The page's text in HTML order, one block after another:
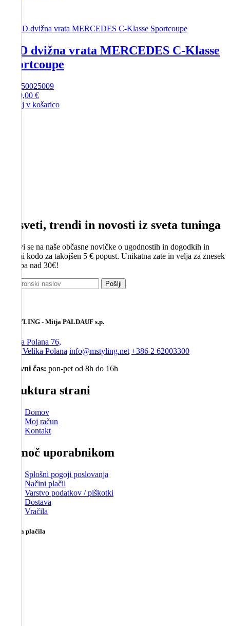
LSD dvižna vrata MERCEDES C-Klasse
Sportcoupe
50025009
1.749,00 €
Dodaj v košarico
Nasveti, trendi in novosti iz sveta tuninga
Prijavi se na naše občasne novičke o ugodnostih in dogodkih in
prejmi kodo za takojšen 5 € popust. Unikatna zate in velja za znesek
nakupa nad 30€!
Pošlji
MSTYLING - Mitja PALDAUF s.p.
Velika Polana 76,
9225 Velika Polana info@mstyling.net +386 2 62003300
Delovni čas: pon-pet od 8h do 16h
Struktura strani
Domov
Moj račun
Kontakt
Pomoč uporabnikom
Splošni pogoji poslovanja
Načini plačil
Varstvo podatkov / piškotki
Dostava
Vračila
Možna plačila